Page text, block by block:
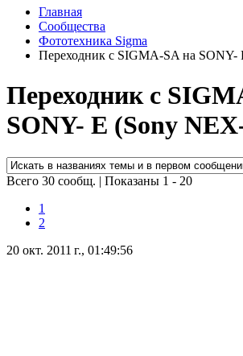
Главная
Сообщества
Фототехника Sigma
Переходник с SIGMA-SA на SONY-
Переходник с
SONY- E (Sony
Всего 30 сообщ. | Показаны 1 - 20
1
2
20 окт. 2011 г., 01:49:56